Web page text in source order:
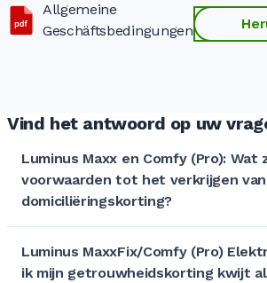
Allgemeine
Geschäftsbedingungen
Vind het antwoord op uw
Luminus Maxx en Comfy (Pro): Wat
voorwaarden tot het verkrijgen
domiciliëringskorting?
Luminus MaxxFix/Comfy (Pro)
ik mijn getrouwheidskorting kwijt